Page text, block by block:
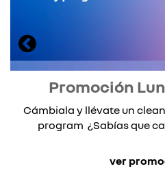
Promoción
Cámbiala y llévate un
program ¿Sabías que
ver